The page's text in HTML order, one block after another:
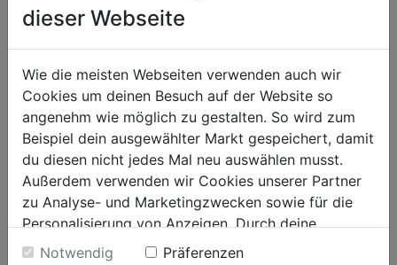
von -20°C bis +120°C, Kunststoff - BPA frei (lebensmittelecht), mit
Silikondichtung und patentiertem Sicherheitsverschluss, beim
Gebrauch in der Mikrowelle Deckel öffnen
Produktinformationen
Herstellerinformationen
dieser Webseite
Wie die meisten Webseiten verwenden auch wir
Cookies um deinen Besuch auf der Website so
angenehm wie möglich zu gestalten. So wird zum
Beispiel dein ausgewählter Markt gespeichert, damit
du diesen nicht jedes Mal neu auswählen musst.
Außerdem verwenden wir Cookies unserer Partner
zu Analyse- und Marketingzwecken sowie für die
Personalisierung von Anzeigen. Durch deine
Einwilligung werden die Daten von Drittanbieter,
Notwendig
Präferenzen